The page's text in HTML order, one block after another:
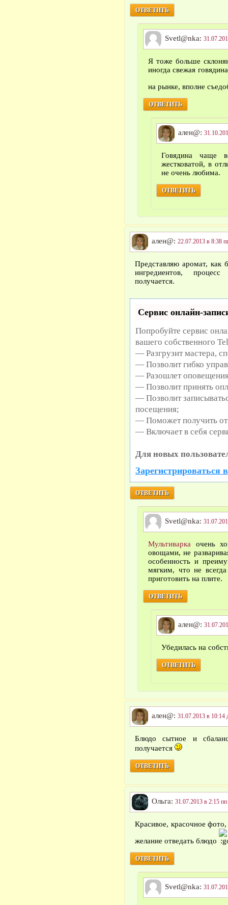
ОТВЕТИТЬ
Svetl@nka:
Я тоже больше
иногда свежая
на рынке, вполне
ОТВЕТИТЬ
ален@:
Говядина чаще
жестковатой, в
не очень любима.
ОТВЕТИТЬ
ален@: 22.07.2013 в 8:38
Представляю аромат, как
ингредиентов,
получается.
Сервис онлайн-
Попробуйте сервис
вашего собственного
— Разгрузит мастера,
— Позволит гибко
— Разошлет
— Позволит принять
— Позволит
посещения;
— Поможет получить от
— Включает в себя
Для новых
Зарегистрироваться
ОТВЕТИТЬ
Svetl@nka:
Мультиварка очень
овощами, не
особенность и
мягким, что не
приготовить на плите.
ОТВЕТИТЬ
ален@:
Убедилась на
ОТВЕТИТЬ
ален@: 31.07.2013 в 10:14
Блюдо сытное и
получается
ОТВЕТИТЬ
Ольга: 31.07.2013 в 2:15 пп
Красивое, красочное
желание отведать блюдо
ОТВЕТИТЬ
Svetl@nka: